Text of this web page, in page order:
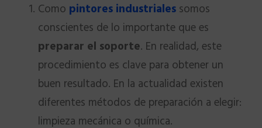
Como pintores industriales somos
conscientes de lo importante que es
preparar el soporte. En realidad, este
procedimiento es clave para obtener un
buen resultado. En la actualidad existen
diferentes métodos de preparación a elegir:
limpieza mecánica o química.